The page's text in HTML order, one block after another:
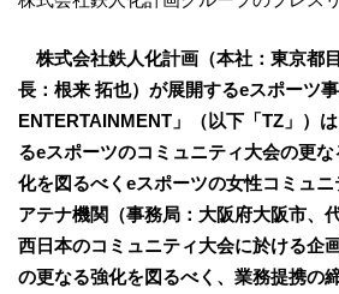
株式会社鉄人化計画（本社：東京都
長：根来 拓也）が展開するeスポーツ
ENTERTAINMENT」（以下「TZ」）
るeスポーツのコミュニティ大会の更
化を図るべくeスポーツの女性コミュニ
アテナ機関（事務局：大阪府大阪市、
西日本のコミュニティ大会に於ける企
の更なる強化を図るべく、業務提携の